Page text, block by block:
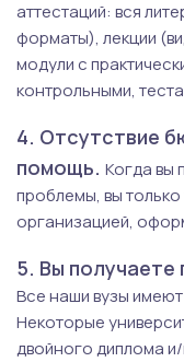
аттестаций: вся
форматы), лекции
модули с
контрольными,
4. Отсутствие
помощь. Когда вы
проблемы, вы
организацией,
5. Вы
Все наши вузы имеют
Некоторые
двойного диплома